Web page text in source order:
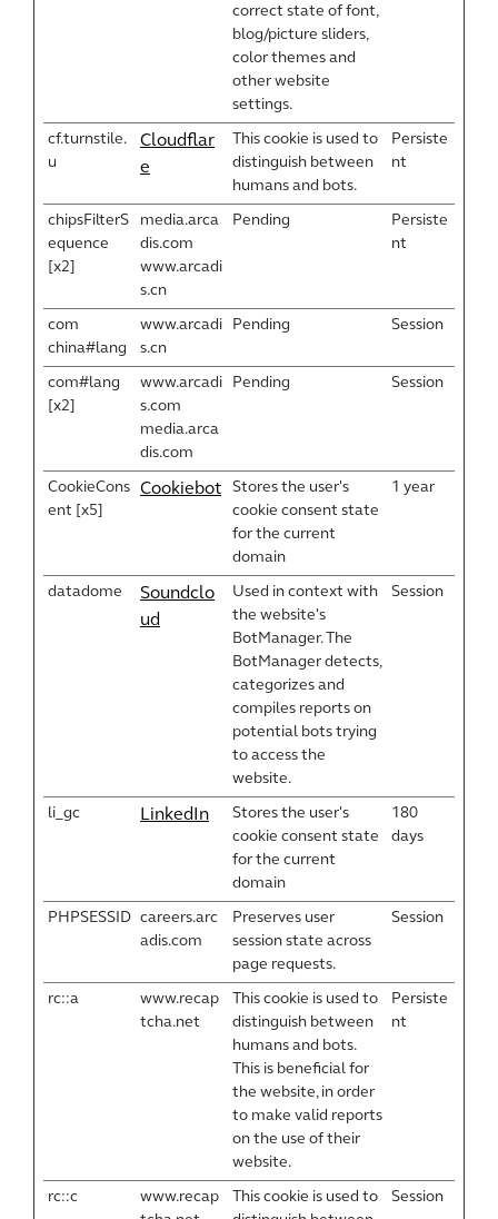
correct state of font,
blog/picture sliders,
color themes and
other website
settings.
cf.turnstile.
u
Cloudflar
e
This cookie is used to
distinguish between
humans and bots.
Persiste
nt
chipsFilterS
equence
[x2]
media.arca
dis.com
www.arcadi
s.cn
Pending
Persiste
nt
com
china#lang
www.arcadi
s.cn
Pending Session
com#lang
[x2]
www.arcadi
s.com
media.arca
dis.com
Pending Session
CookieCons
ent [x5]
Cookiebot
Stores the user's
cookie consent state
for the current
domain
1 year
datadome
Soundclo
ud
Used in context with
the website's
BotManager. The
BotManager detects,
categorizes and
compiles reports on
potential bots trying
to access the
website.
Session
li_gc LinkedIn
Stores the user's
cookie consent state
for the current
domain
180
days
PHPSESSID careers.arc
adis.com
Preserves user
session state across
page requests.
Session
rc::a
www.recap
tcha.net
This cookie is used to
distinguish between
humans and bots.
This is beneficial for
the website, in order
to make valid reports
on the use of their
website.
Persiste
nt
rc::c
www.recap
This cookie is used to
Session